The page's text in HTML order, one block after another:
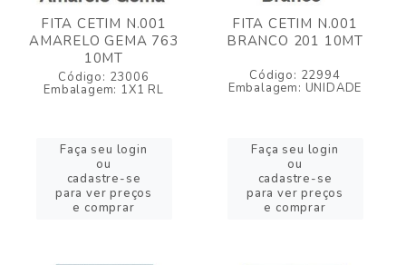
FITA CETIM N.001
AMARELO GEMA 763
10MT
Código: 23006
Embalagem: 1X1 RL
Faça seu login
ou
cadastre-se
para ver preços
e comprar
FITA CETIM N.001
BRANCO 201 10MT
Código: 22994
Embalagem: UNIDADE
Faça seu login
ou
cadastre-se
para ver preços
e comprar